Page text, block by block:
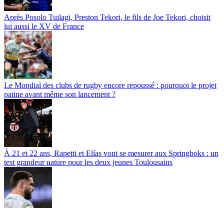
Après Posolo Tuilagi, Preston Tekori, le fils de Joe Tekori, choisit
lui aussi le XV de France
Le Mondial des clubs de rugby encore repoussé : pourquoi le projet
patine avant même son lancement ?
À 21 et 22 ans, Rapetti et Elías vont se mesurer aux Springboks : un
test grandeur nature pour les deux jeunes Toulousains